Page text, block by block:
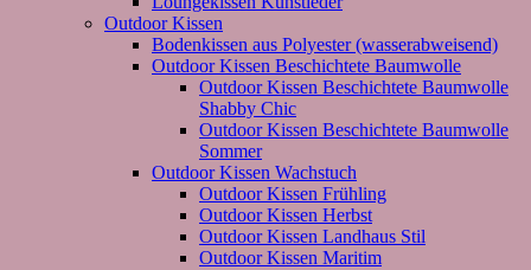
Outdoor Kissen
Bodenkissen aus Polyester (wasserabweisend)
Outdoor Kissen Beschichtete Baumwolle
Outdoor Kissen Beschichtete Baumwolle
Shabby Chic
Outdoor Kissen Beschichtete Baumwolle
Sommer
Outdoor Kissen Wachstuch
Outdoor Kissen Frühling
Outdoor Kissen Herbst
Outdoor Kissen Landhaus Stil
Outdoor Kissen Maritim